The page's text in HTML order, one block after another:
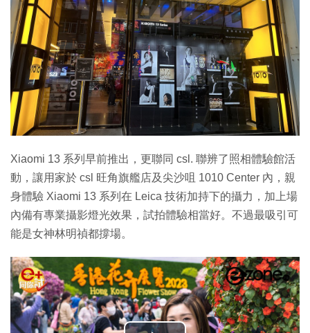
Xiaomi 13 系列早前推出，更聯同 csl. 聯辨了照相體驗館活
動，讓用家於 csl 旺角旗艦店及尖沙咀 1010 Center 內，親
身體驗 Xiaomi 13 系列在 Leica 技術加持下的攝力，加上場
內備有專業攝影燈光效果，試拍體驗相當好。不過最吸引可
能是女神林明禎都撐場。